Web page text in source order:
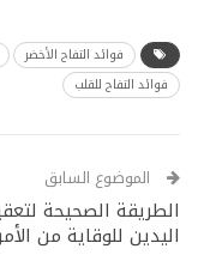
فوائد التفاح الأخضر
فوائد التفاح للقلب
الموضوع السابق
الطريقة الصحيحة
اليدين للوقاية من